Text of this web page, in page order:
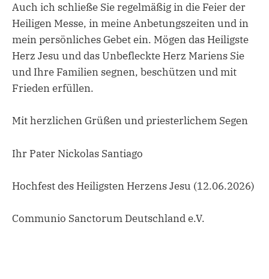
Auch ich schließe Sie regelmäßig in die Feier der
Heiligen Messe, in meine Anbetungszeiten und in
mein persönliches Gebet ein. Mögen das Heiligste
Herz Jesu und das Unbefleckte Herz Mariens Sie
und Ihre Familien segnen, beschützen und mit
Frieden erfüllen.
Mit herzlichen Grüßen und priesterlichem Segen
Ihr Pater Nickolas Santiago
Hochfest des Heiligsten Herzens Jesu (12.06.2026)
Communio Sanctorum Deutschland e.V.